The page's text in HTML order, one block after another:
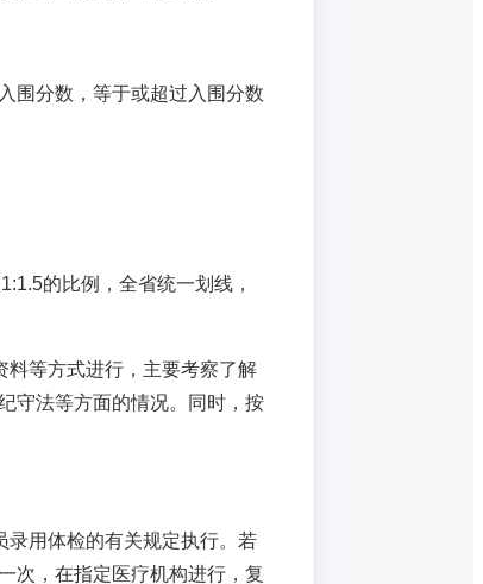
围分数，等于或超过入围分数
的比例，全省统一划线，
料等方式进行，主要考察了解
守法等方面的情况。同时，按
录用体检的有关规定执行。若
次，在指定医疗机构进行，复